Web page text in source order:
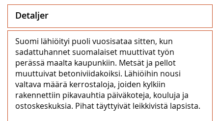
Detaljer
Suomi lähiöityi puoli vuosisataa sitten, kun
sadattuhannet suomalaiset muuttivat työn
perässä maalta kaupunkiin. Metsät ja pellot
muuttuivat betoniviidakoiksi. Lähiöihin nousi
valtava määrä kerrostaloja, joiden kylkiin
rakennettiin pikavauhtia päiväkoteja, kouluja ja
ostoskeskuksia. Pihat täyttyivät leikkivistä lapsista.